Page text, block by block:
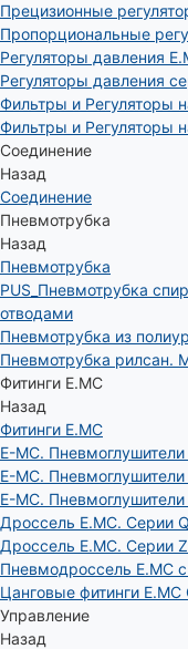
Прецизионные
Пропорциональные
Регуляторы давления
Регуляторы давления
Фильтры и Регуляторы
Фильтры и Регуляторы
Соединение
Назад
Соединение
Пневмотрубка
Назад
Пневмотрубка
PUS_Пневмотрубка
отводами
Пневмотрубка из
Пневмотрубка рилсан.
Фитинги E.MC
Назад
Фитинги E.MC
E-MC.
E-MC.
E-MC.
Дроссель E.MC. Серии
Дроссель E.MC. Серии
Пневмодроссель E.MC
Цанговые фитинги E.MC
Управление
Назад